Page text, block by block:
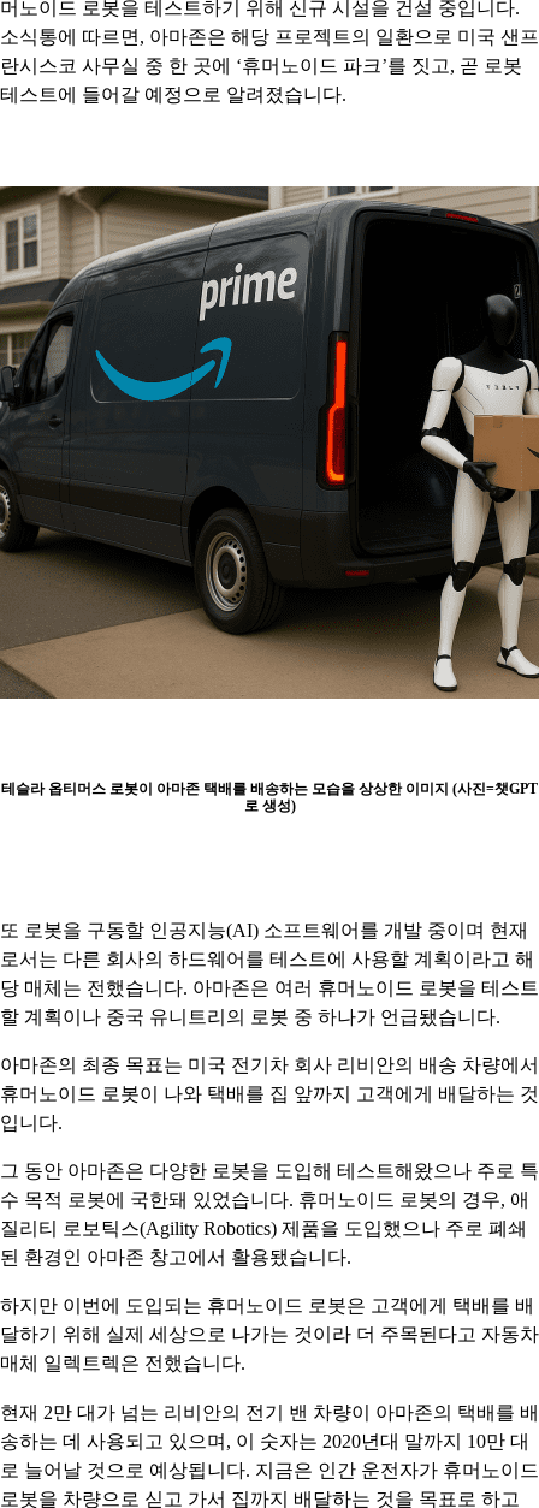
머노이드 로봇을 테스트하기 위해 신규 시설을 건설 중입니다.
소식통에 따르면, 아마존은 해당 프로젝트의 일환으로 미국 샌프
란시스코 사무실 중 한 곳에 ‘휴머노이드 파크’를 짓고, 곧 로봇
테스트에 들어갈 예정으로 알려졌습니다.
테슬라 옵티머스 로봇이 아마존 택배를 배송하는 모습을 상상한 이미지 (사진=챗GPT
로 생성)
또 로봇을 구동할 인공지능(AI) 소프트웨어를 개발 중이며 현재
로서는 다른 회사의 하드웨어를 테스트에 사용할 계획이라고 해
당 매체는 전했습니다. 아마존은 여러 휴머노이드 로봇을 테스트
할 계획이나 중국 유니트리의 로봇 중 하나가 언급됐습니다.
아마존의 최종 목표는 미국 전기차 회사 리비안의 배송 차량에서
휴머노이드 로봇이 나와 택배를 집 앞까지 고객에게 배달하는 것
입니다.
그 동안 아마존은 다양한 로봇을 도입해 테스트해왔으나 주로 특
수 목적 로봇에 국한돼 있었습니다. 휴머노이드 로봇의 경우, 애
질리티 로보틱스(Agility Robotics) 제품을 도입했으나 주로 폐쇄
된 환경인 아마존 창고에서 활용됐습니다.
하지만 이번에 도입되는 휴머노이드 로봇은 고객에게 택배를 배
달하기 위해 실제 세상으로 나가는 것이라 더 주목된다고 자동차
매체 일렉트렉은 전했습니다.
현재 2만 대가 넘는 리비안의 전기 밴 차량이 아마존의 택배를 배
송하는 데 사용되고 있으며, 이 숫자는 2020년대 말까지 10만 대
로 늘어날 것으로 예상됩니다. 지금은 인간 운전자가 휴머노이드
로봇을 차량으로 싣고 가서 집까지 배달하는 것을 목표로 하고